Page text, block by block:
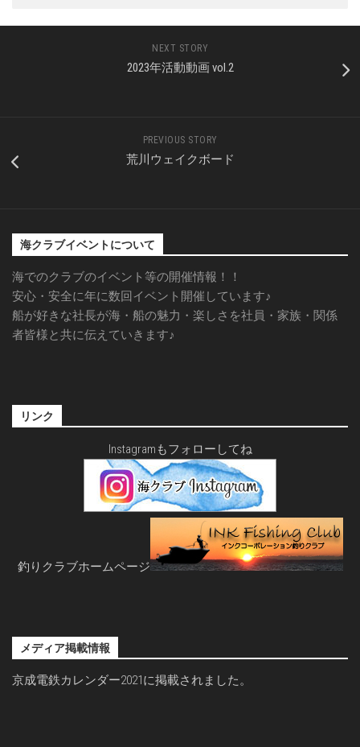
NEXT STORY
2023年活動動画 vol.2
PREVIOUS STORY
荒川ウェイクボード
海クラブイベントについて
海でのクラブのイベント等の開催情報！！
安心・安全に年に数回イベント開催しています♪
船が好きな社長が海・船の魅力・楽しさを社員・家族・関係
者皆様と共に伝えていきます♪
リンク
Instagramもフォローしてね
釣りクラブホームページ
メディア掲載情報
京成電鉄カレンダー2021に掲載されました。